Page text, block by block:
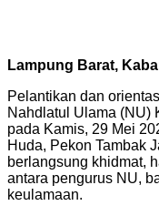
Lampung Barat,
Pelantikan dan
Nahdlatul Ulama (NU)
pada Kamis, 29 Mei
Huda, Pekon Tambak
berlangsung khidmat,
antara pengurus NU,
keulamaan.